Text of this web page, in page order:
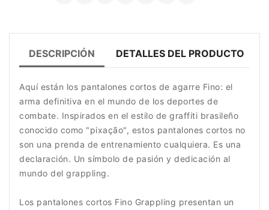
DESCRIPCIÓN DETALLES DEL PRODUCTO
Aquí están los pantalones cortos de agarre Fino: el
arma definitiva en el mundo de los deportes de
combate. Inspirados en el estilo de graffiti brasileño
conocido como "pixação", estos pantalones cortos no
son una prenda de entrenamiento cualquiera. Es una
declaración. Un símbolo de pasión y dedicación al
mundo del grappling.
Los pantalones cortos Fino Grappling presentan un